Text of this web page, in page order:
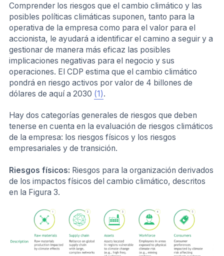
Comprender los riesgos que el cambio climático y las
posibles políticas climáticas suponen, tanto para la
operativa de la empresa como para el valor para el
accionista, le ayudará a identificar el camino a seguir y a
gestionar de manera más eficaz las posibles
implicaciones negativas para el negocio y sus
operaciones. El CDP estima que el cambio climático
pondrá en riesgo activos por valor de 4 billones de
dólares de aquí a 2030 (1).
Hay dos categorías generales de riesgos que deben
tenerse en cuenta en la evaluación de riesgos climáticos
de la empresa: los riesgos físicos y los riesgos
empresariales y de transición.
Riesgos físicos: Riesgos para la organización derivados
de los impactos físicos del cambio climático, descritos
en la Figura 3.